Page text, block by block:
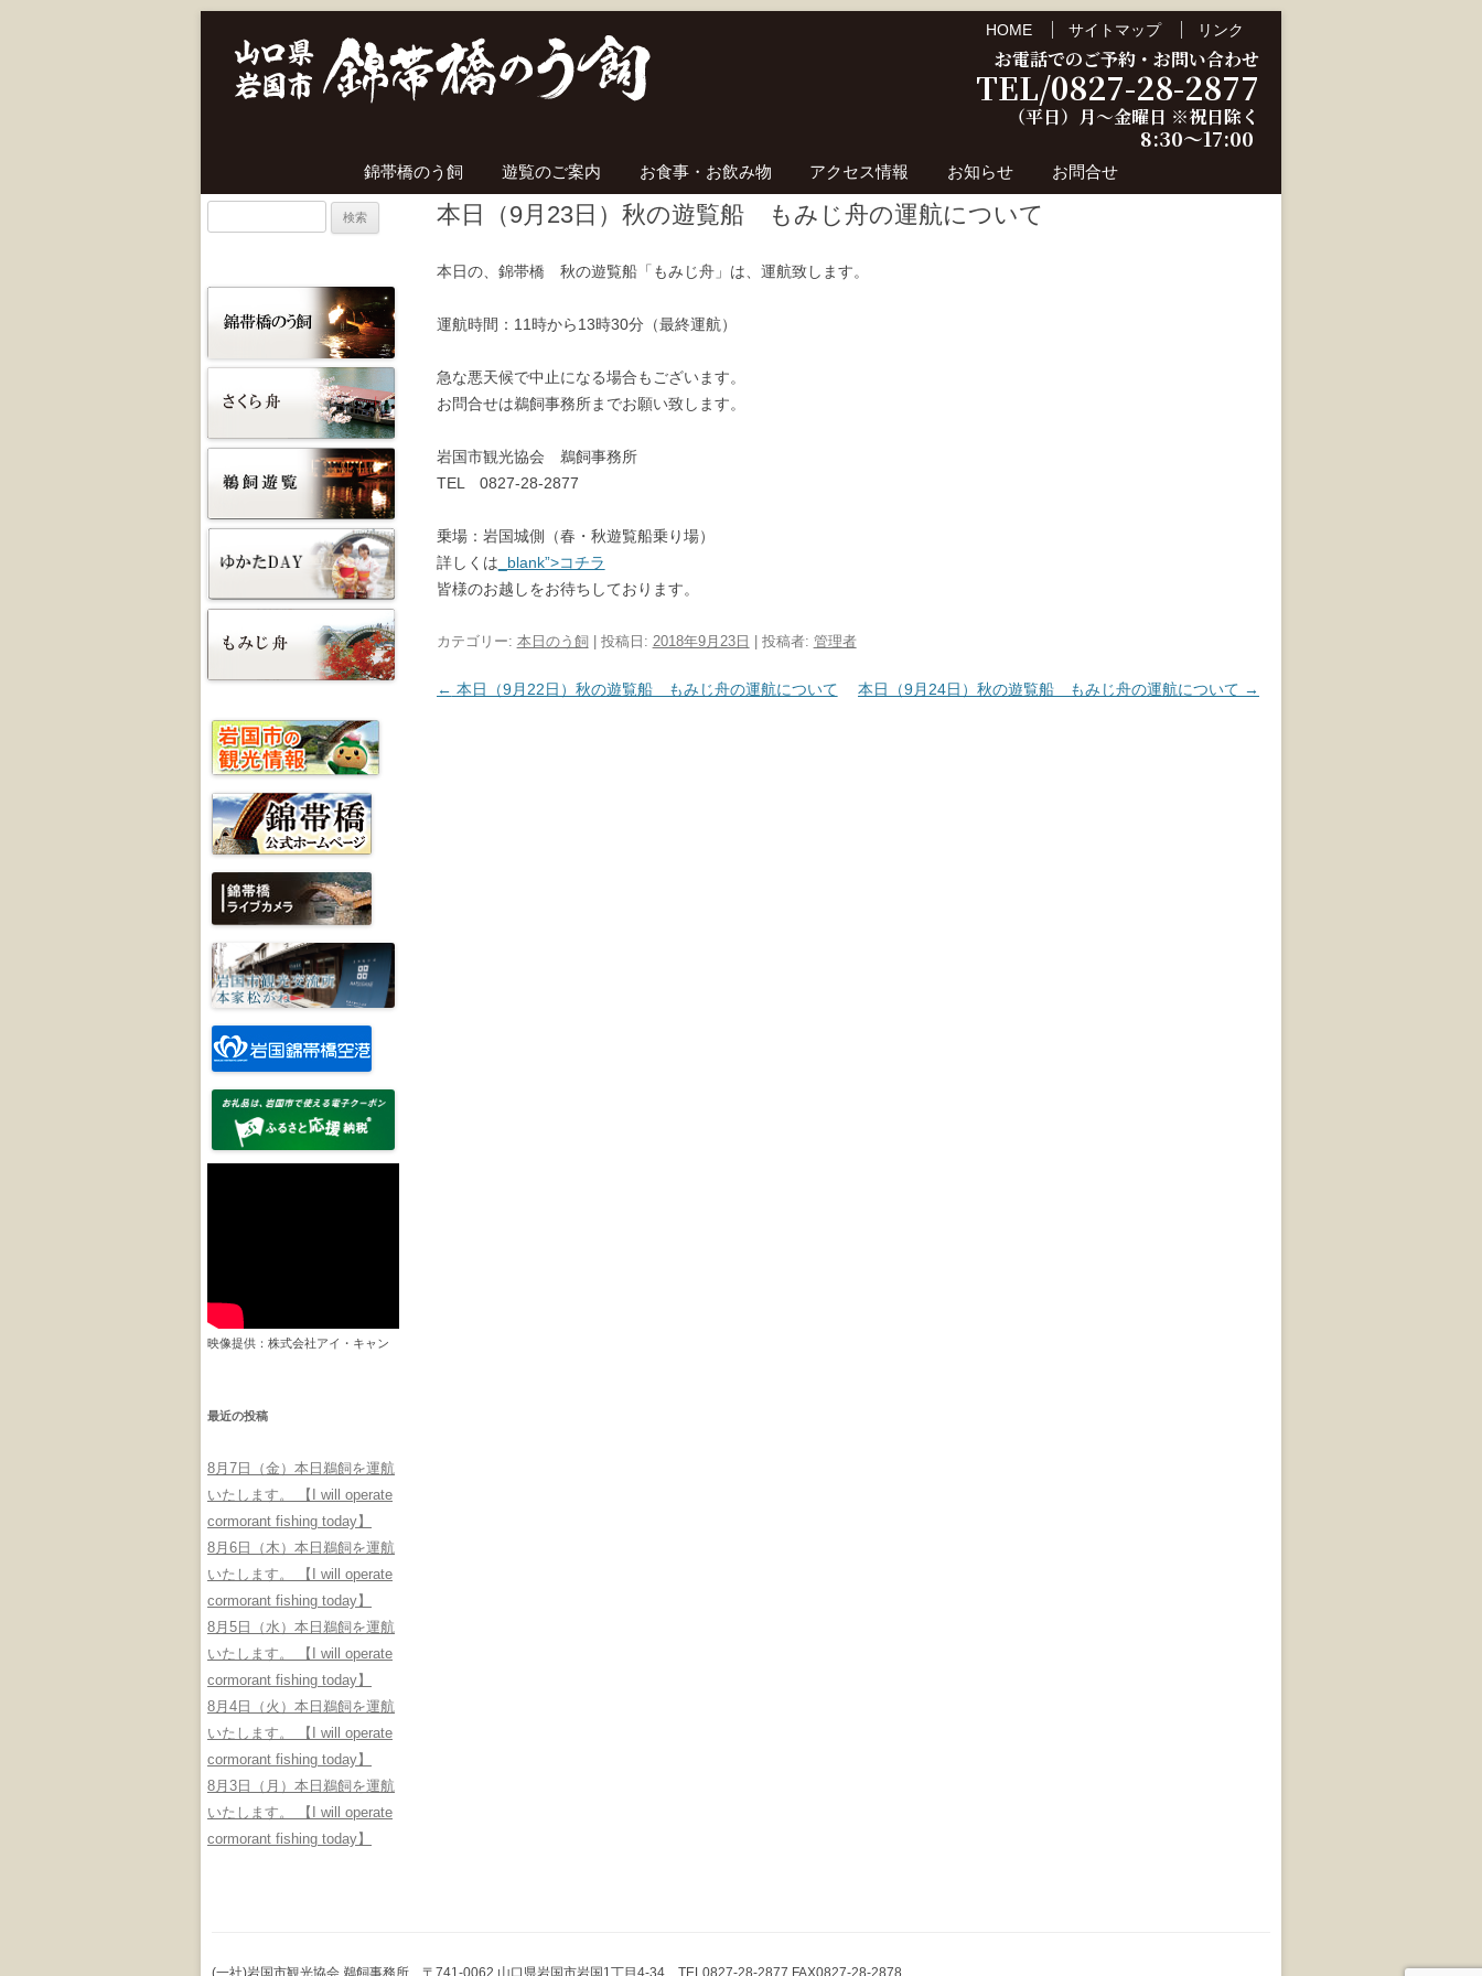
HOME サイトマップ リンク
お電話でのご予約・お問い合わせ
TEL/0827-28-2877
（平日）月～金曜日 ※祝日除く
8:30～17:00
錦帯橋のう飼 遊覧のご案内 お食事・お飲み物 アクセス情報 お知らせ お問合せ
本日（9月23日）秋の遊覧船 もみじ舟の運航について
本日の、錦帯橋 秋の遊覧船「もみじ舟」は、運航致します。
運航時間：11時から13時30分（最終運航）
急な悪天候で中止になる場合もございます。
お問合せは鵜飼事務所までお願い致します。
岩国市観光協会 鵜飼事務所
TEL 0827-28-2877
乗場：岩国城側（春・秋遊覧船乗り場）
詳しくは _blank”>コチラ
皆様のお越しをお待ちしております。
カテゴリー: 本日のう飼 | 投稿日: 2018年9月23日 投稿者: 管理者
投稿ナビゲーション
← 本日（9月22日）秋の遊覧船 もみじ舟の運航について 本日（9月24日）秋の遊覧船 もみじ舟の運航について →
映像提供：株式会社アイ・キャン
最近の投稿
8月7日（金）本日鵜飼を運航
いたします。 【I will operate
cormorant fishing today】
8月6日（木）本日鵜飼を運航
いたします。 【I will operate
cormorant fishing today】
8月5日（水）本日鵜飼を運航
いたします。 【I will operate
cormorant fishing today】
8月4日（火）本日鵜飼を運航
いたします。 【I will operate
cormorant fishing today】
8月3日（月）本日鵜飼を運航
いたします。 【I will operate
cormorant fishing today】
(一社)岩国市観光協会 鵜飼事務所 〒741-0062 山口県岩国市岩国1丁目4-34 TEL0827-28-2877 FAX0827-28-2878